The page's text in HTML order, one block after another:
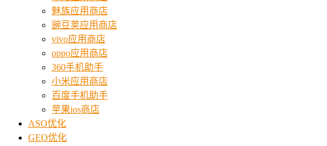
魅族应用商店
豌豆荚应用商店
vivo应用商店
oppo应用商店
360手机助手
小米应用商店
百度手机助手
苹果ios商店
ASO优化
GEO优化